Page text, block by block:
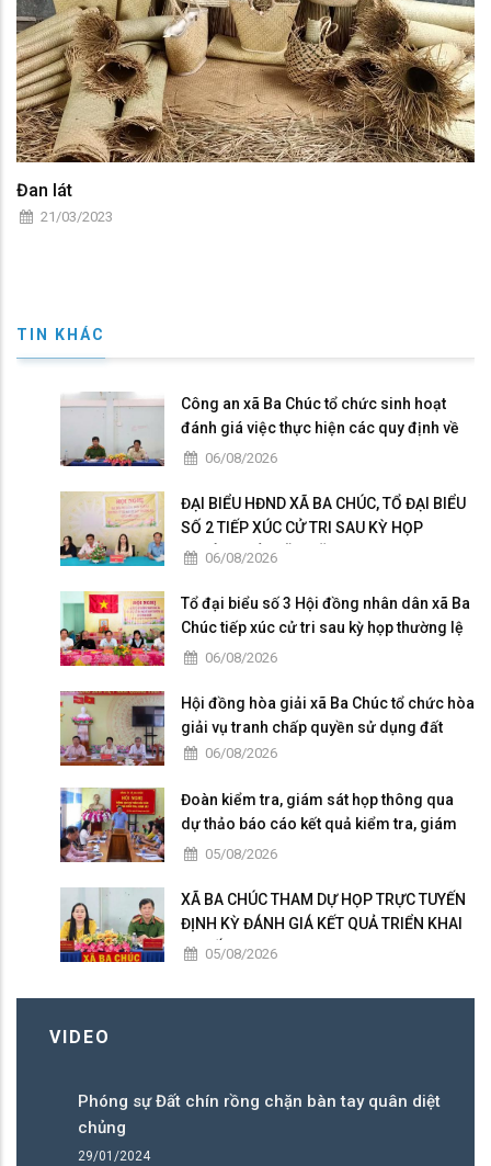
Đan lát
21/03/2023
TIN KHÁC
Công an xã Ba Chúc tổ chức sinh hoạt
đánh giá việc thực hiện các quy định về
dân chủ trong Công an nhân dân
06/08/2026
ĐẠI BIỂU HĐND XÃ BA CHÚC, TỔ ĐẠI BIỂU
SỐ 2 TIẾP XÚC CỬ TRI SAU KỲ HỌP
THƯỜNG LỆ GIỮA NĂM 2026
06/08/2026
Tổ đại biểu số 3 Hội đồng nhân dân xã Ba
Chúc tiếp xúc cử tri sau kỳ họp thường lệ
giữa năm 2026
06/08/2026
Hội đồng hòa giải xã Ba Chúc tổ chức hòa
giải vụ tranh chấp quyền sử dụng đất
06/08/2026
Đoàn kiểm tra, giám sát họp thông qua
dự thảo báo cáo kết quả kiểm tra, giám
sát 05/08/2026
XÃ BA CHÚC THAM DỰ HỌP TRỰC TUYẾN
ĐỊNH KỲ ĐÁNH GIÁ KẾT QUẢ TRIỂN KHAI
“CHIẾN DỊCH 300”
05/08/2026
VIDEO
Phóng sự Đất chín rồng chặn bàn tay quân diệt
chủng
29/01/2024